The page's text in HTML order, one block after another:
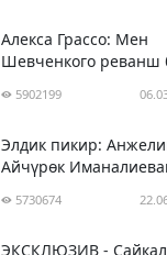
Алекса Грассо: Мен
Шевченкого реванш
5902199
Элдик пикир:
Айчүрөк
5730674
ЭКСКЛЮЗИВ - Сайкал